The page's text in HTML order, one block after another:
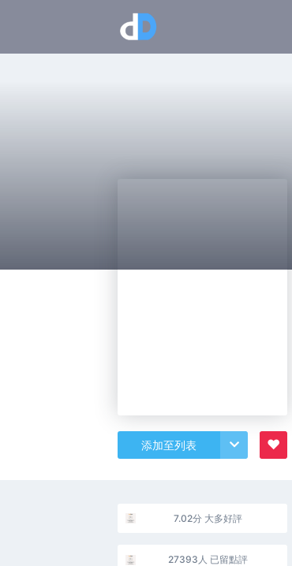
添加至列表 ♥
7.02分 大多好評
27393人 已留點評